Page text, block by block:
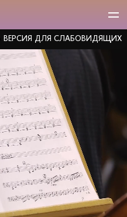
ВЕРСИЯ ДЛЯ СЛАБОВИДЯЩИХ